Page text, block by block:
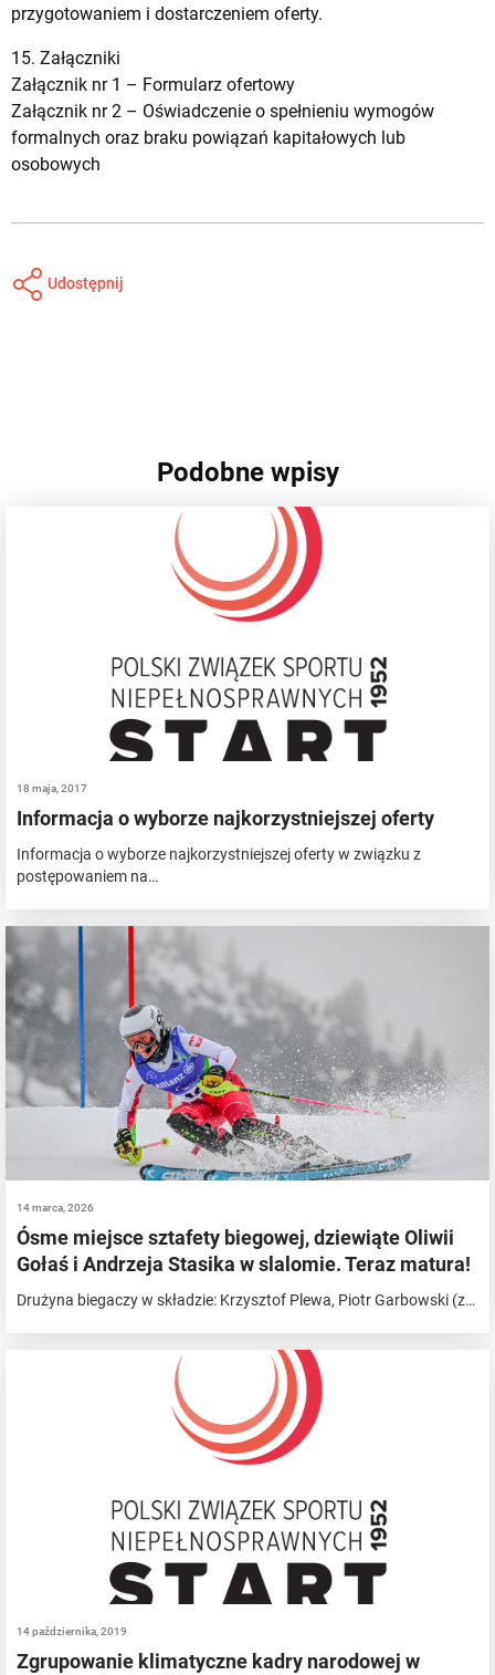
przygotowaniem i dostarczeniem oferty.
15. Załączniki
Załącznik nr 1 – Formularz ofertowy
Załącznik nr 2 – Oświadczenie o spełnieniu wymogów
formalnych oraz braku powiązań kapitałowych lub
osobowych
Udostępnij
Podobne wpisy
18 maja, 2017
Informacja o wyborze najkorzystniejszej oferty
Informacja o wyborze najkorzystniejszej oferty w związku z
postępowaniem na…
14 marca, 2026
Ósme miejsce sztafety biegowej, dziewiąte Oliwii
Gołaś i Andrzeja Stasika w slalomie. Teraz matura!
Drużyna biegaczy w składzie: Krzysztof Plewa, Piotr Garbowski (z…
14 października, 2019
Zgrupowanie klimatyczne kadry narodowej w